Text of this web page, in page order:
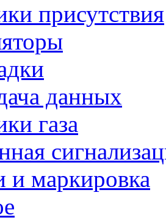
присутствия
данных
газа
и маркировка